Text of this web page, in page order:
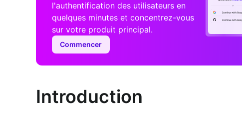
l'authentification des utilisateurs en
quelques minutes et concentrez-vous
sur votre produit principal.
Commencer
Introduction